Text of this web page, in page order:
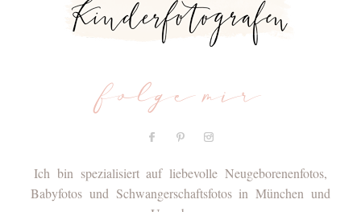
folge mir
Ich bin spezialisiert auf liebevolle Neugeborenenfotos,
Babyfotos und Schwangerschaftsfotos in München und